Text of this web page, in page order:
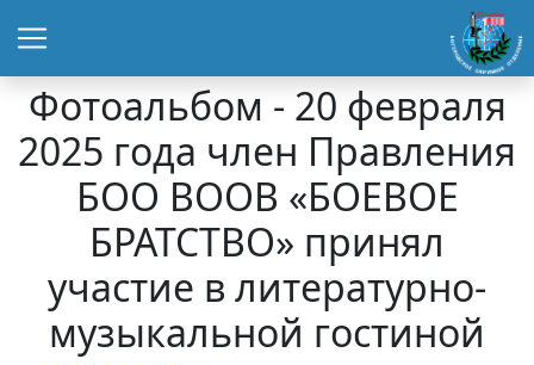
Фотоальбом - 20 февраля
2025 года член Правления
БОО ВООВ «БОЕВОЕ
БРАТСТВО» принял
участие в литературно-
музыкальной гостиной